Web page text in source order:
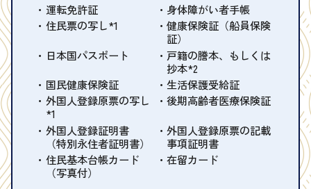
運転免許証
身体障がい者手帳
住民票の写し*1
健康保険証（船員保険
証）
日本国パスポート
戸籍の謄本、もしくは
抄本*2
国民健康保険証
生活保護受給証
外国人登録原票の写し
*1
後期高齢者医療保険証
外国人登録証明書
（特別永住者証明書）
外国人登録原票の記載
事項証明書
住民基本台帳カード
（写真付）
在留カード